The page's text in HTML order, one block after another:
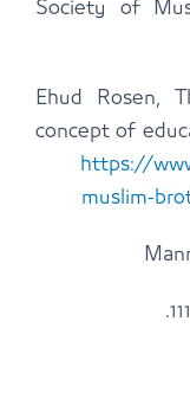
Society of
[17] Ehud
concept of
https://
muslim-